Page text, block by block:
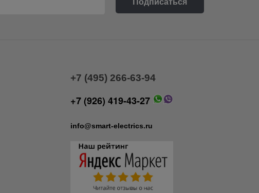
+7 (495) 266-63-94
+7 (926) 419-43-27
info@smart-electrics.ru